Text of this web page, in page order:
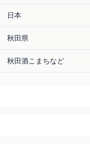
日本
秋田県
秋田酒こまちなど